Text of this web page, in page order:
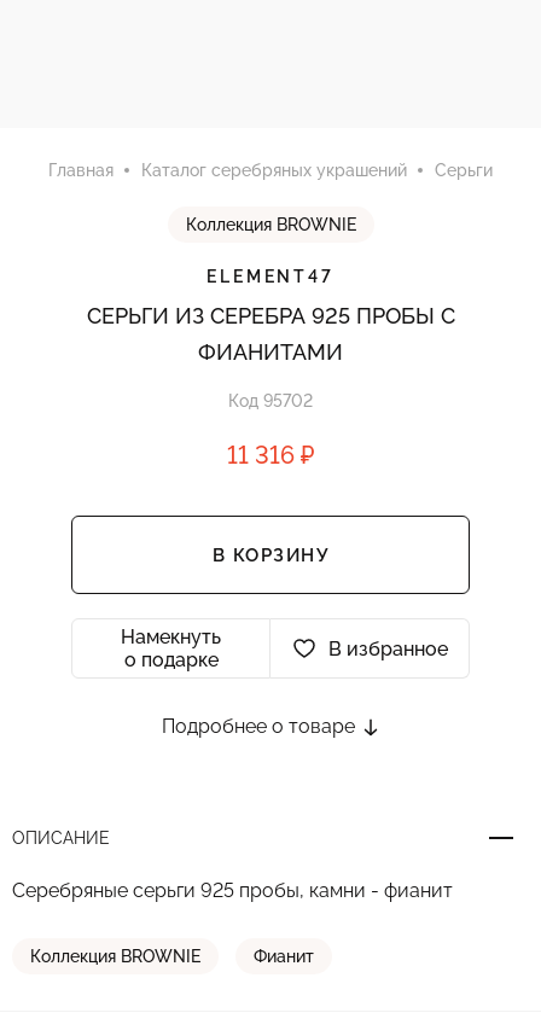
Главная Каталог серебряных украшений Серьги
Коллекция BROWNIE
ELEMENT47
СЕРЬГИ ИЗ СЕРЕБРА 925 ПРОБЫ С
ФИАНИТАМИ
Код 95702
11 316 ₽
В КОРЗИНУ
Намекнуть
о подарке
В избранное
Подробнее о товаре
ОПИСАНИЕ
Серебряные серьги 925 пробы, камни - фианит
Коллекция BROWNIE Фианит